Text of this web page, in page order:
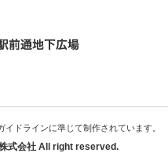
ドラインに準じて制作されています。
式会社 All right reserved.